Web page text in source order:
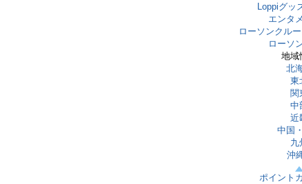
Loppiグッ
エンタ
ローソンクル
ローソ
地域
北
東
関
中
近
中国
九
沖
ポイント